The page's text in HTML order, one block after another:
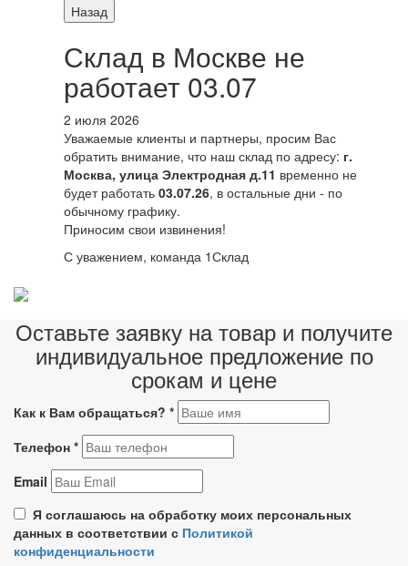
Назад
Склад в Москве не
работает 03.07
2 июля 2026
Уважаемые клиенты и партнеры, просим Вас
обратить внимание, что наш склад по адресу: г.
Москва, улица Электродная д.11 временно не
будет работать 03.07.26, в остальные дни - по
обычному графику.
Приносим свои извинения!
С уважением, команда 1Склад
Оставьте заявку на товар и получите
индивидуальное предложение по
срокам и цене
Как к Вам обращаться? *
Телефон *
Email
Я соглашаюсь на обработку моих персональных
данных в соответствии с Политикой
конфиденциальности